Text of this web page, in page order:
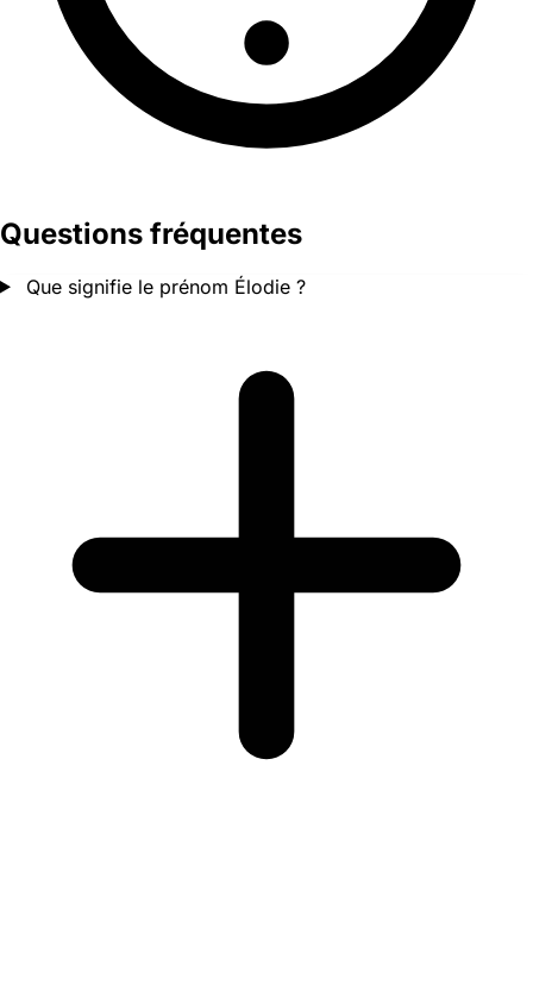
Questions fréquentes
Que signifie le prénom Élodie ?